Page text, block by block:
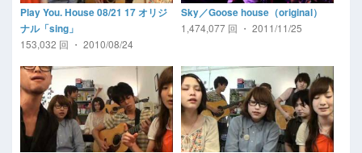
Play You. House 08/21 17 オリジ
ナル「sing」
153,032 回 ・ 2010/08/24
Sky／Goose house（original）
1,474,077 回 ・ 2011/11/25